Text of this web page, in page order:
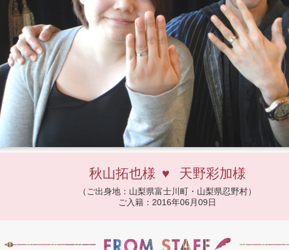
秋山拓也様 ♥ 天野彩加様
（ご出身地：山梨県富士川町・山梨県忍野村）
ご入籍：2016年06月09日